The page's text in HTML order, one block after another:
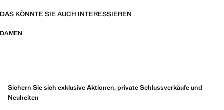
DAS KÖNNTE SIE AUCH INTERESSIEREN
DAMEN
Sichern Sie sich exklusive Aktionen, private Schlussverkäufe und
Neuheiten